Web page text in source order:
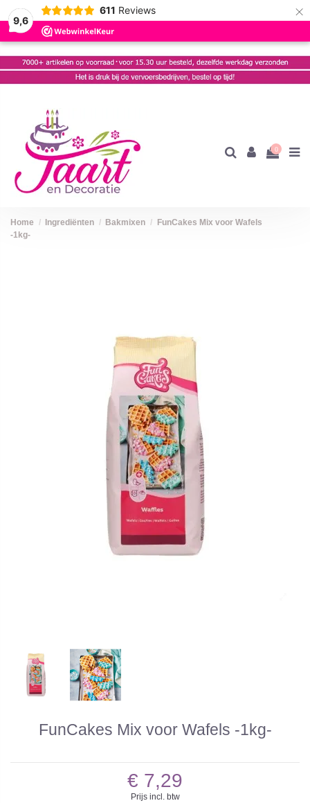
9,6
611 Reviews ×
0
Home Ingrediënten Bakmixen
FunCakes Mix voor Wafels
-1kg-
FunCakes Mix voor Wafels -1kg-
€ 7,29
Prijs incl. btw